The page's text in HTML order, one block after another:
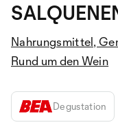
Nahrungsmittel,
Rund um den Wein
Degustation